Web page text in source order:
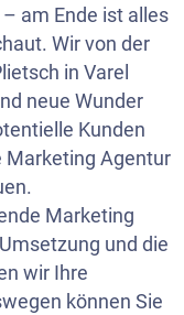
am Ende ist alles
Wir von der
in Varel
neue Wunder
Kunden
Marketing Agentur
Marketing
und die
wir Ihre
können Sie